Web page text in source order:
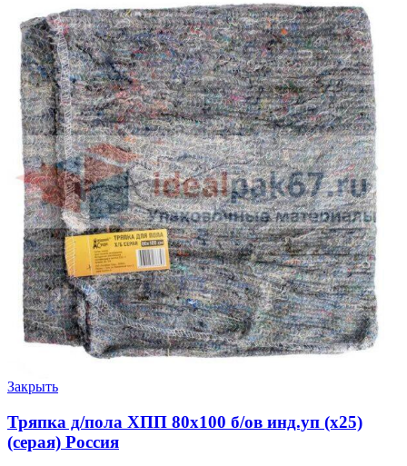
Закрыть
Тряпка д/пола ХПП 80х100 б/ов инд.уп (х25)
(серая) Россия